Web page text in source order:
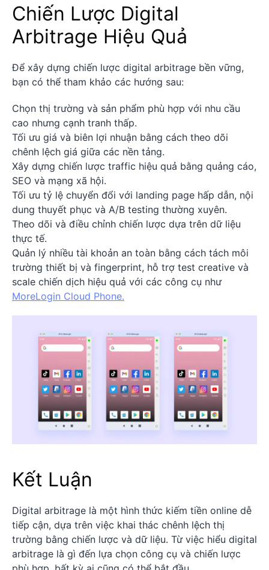
Chiến Lược Digital
Arbitrage Hiệu Quả
Để xây dựng chiến lược digital arbitrage bền vững,
bạn có thể tham khảo các hướng sau:
Chọn thị trường và sản phẩm phù hợp với nhu cầu
cao nhưng cạnh tranh thấp.
Tối ưu giá và biên lợi nhuận bằng cách theo dõi
chênh lệch giá giữa các nền tảng.
Xây dựng chiến lược traffic hiệu quả bằng quảng cáo,
SEO và mạng xã hội.
Tối ưu tỷ lệ chuyển đổi với landing page hấp dẫn, nội
dung thuyết phục và A/B testing thường xuyên.
Theo dõi và điều chỉnh chiến lược dựa trên dữ liệu
thực tế.
Quản lý nhiều tài khoản an toàn bằng cách tách môi
trường thiết bị và fingerprint, hỗ trợ test creative và
scale chiến dịch hiệu quả với các công cụ như
MoreLogin Cloud Phone.
Kết Luận
Digital arbitrage là một hình thức kiếm tiền online dễ
tiếp cận, dựa trên việc khai thác chênh lệch thị
trường bằng chiến lược và dữ liệu. Từ việc hiểu digital
arbitrage là gì đến lựa chọn công cụ và chiến lược